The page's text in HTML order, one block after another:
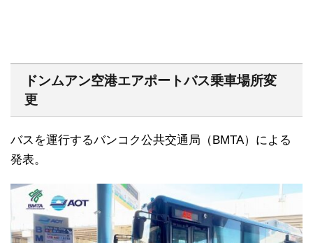
ドンムアン空港エアポートバス乗車場所変
更
バスを運行するバンコク公共交通局（BMTA）による
発表。